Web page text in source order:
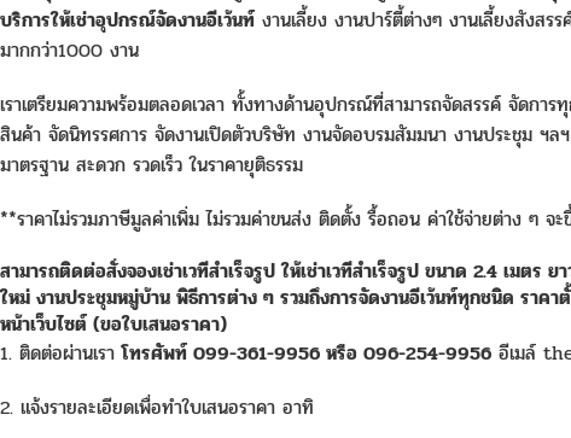
บริการให้เช่าอุปกรณ์จัดงานอีเว้นท์ งานเลี้ยง งานปาร์ตี้ต่างๆ งานเลี้ยงสังส
มากกว่า1000 งาน
เราเตรียมความพร้อมตลอดเวลา ทั้งทางด้านอุปกรณ์ที่สามารถจัดสรรค์ จัดกา
สินค้า จัดนิทรรศการ จัดงานเปิดตัวบริษัท งานจัดอบรมสัมมนา งานประชุม ฯ
มาตรฐาน สะดวก รวดเร็ว ในราคายุติธรรม
**ราคาไม่รวมภาษีมูลค่าเพิ่ม ไม่รวมค่าขนส่ง ติดตั้ง รื้อถอน ค่าใช้จ่ายต่าง ๆ จ
สามารถติดต่อสั่งจองเช่าเวทีสำเร็จรูปให้เช่าเวทีสำเร็จรูป ขนาด 2.4 เมตร
ใหม่ งานประชุมหมู่บ้าน พิธีการต่าง ๆ รวมถึงการจัดงานอีเว้นท์ทุกชนิด ราคา
หน้าเว็บไซต์ (ขอใบเสนอราคา)
1. ติดต่อผ่านเราโทรศัพท์ 099-361-9956 หรือ 096-254-9956 อีเมล์
2. แจ้งรายละเอียดเพื่อทำใบเสนอราคา อาทิ